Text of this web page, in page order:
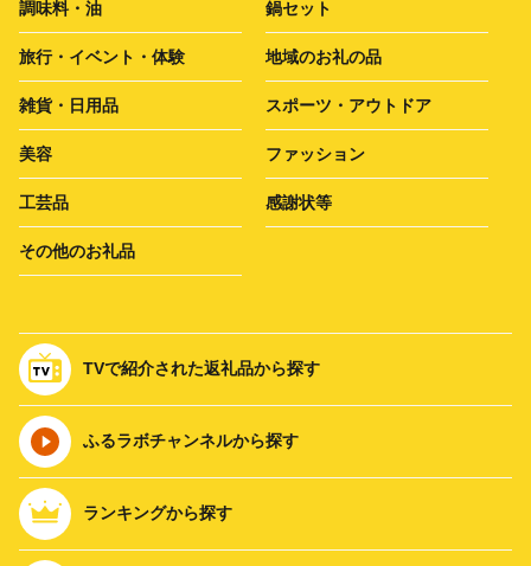
調味料・油 鍋セット
旅行・イベント・体験 地域のお礼の品
雑貨・日用品 スポーツ・アウトドア
美容 ファッション
工芸品 感謝状等
その他のお礼品
TVで紹介された返礼品から探す
ふるラボチャンネルから探す
ランキングから探す